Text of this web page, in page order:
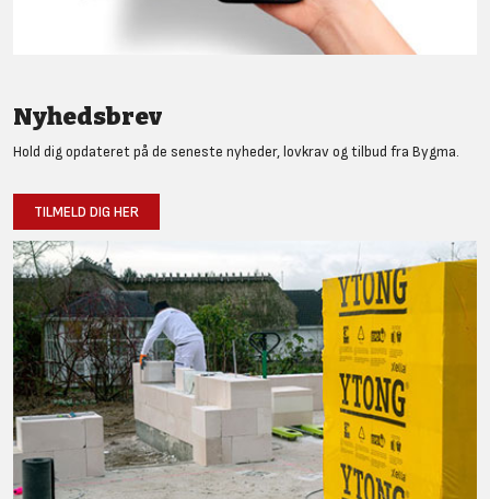
Nyhedsbrev
Hold dig opdateret på de seneste nyheder, lovkrav og tilbud fra Bygma.
TILMELD DIG HER